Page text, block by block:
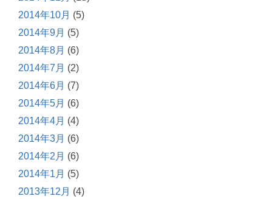
2014年10月 (5)
2014年9月 (5)
2014年8月 (6)
2014年7月 (2)
2014年6月 (7)
2014年5月 (6)
2014年4月 (4)
2014年3月 (6)
2014年2月 (6)
2014年1月 (5)
2013年12月 (4)